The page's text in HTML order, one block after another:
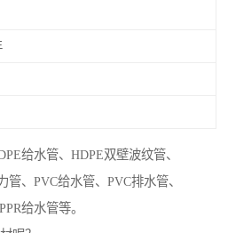
给水管、HDPE双壁波纹管、
管、PVC给水管、PVC排水管、
给水管等。